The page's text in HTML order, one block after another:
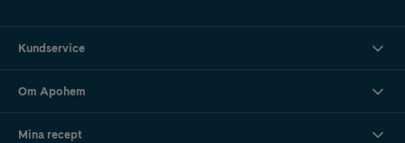
Kundservice
Om Apohem
Mina recept